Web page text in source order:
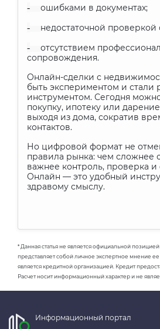
- ошибками в документах;
- недостаточной проверкой
-
отсутствием
сопровождения.
Онлайн-сделки с
быть экспериментом и стали
инструментом. Сегодня
покупку, ипотеку или
выходя из дома, сократив
контактов.
Но цифровой формат не
правила рынка: чем сложнее
важнее контроль, проверка
Онлайн — это удобный
здравому смыслу.
* Данная статья не является официальной
представляет собой личное экспертное мнение
является кредитной организацией. Кредит
Расчет носит информационный характер и не
Информационный портал